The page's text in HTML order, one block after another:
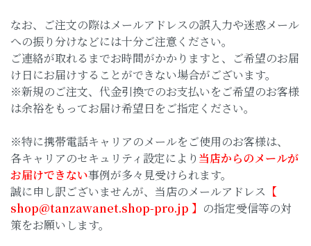
なお、ご注文の際はメールアドレスの誤入力や迷惑メール
への振り分けなどには十分ご注意ください。
ご連絡が取れるまでお時間がかかりますと、ご希望のお届
け日にお届けすることができない場合がございます。
※新規のご注文、代金引換でのお支払いをご希望のお客様
は余裕をもってお届け希望日をご指定ください。
※特に携帯電話キャリアのメールをご使用のお客様は、
各キャリアのセキュリティ設定により 当店からのメールが
お届けできない事例が多々見受けられます。
誠に申し訳ございませんが、当店のメールアドレス 【
shop@tanzawanet.shop-pro.jp 】 の指定受信等の対
策をお願いします。